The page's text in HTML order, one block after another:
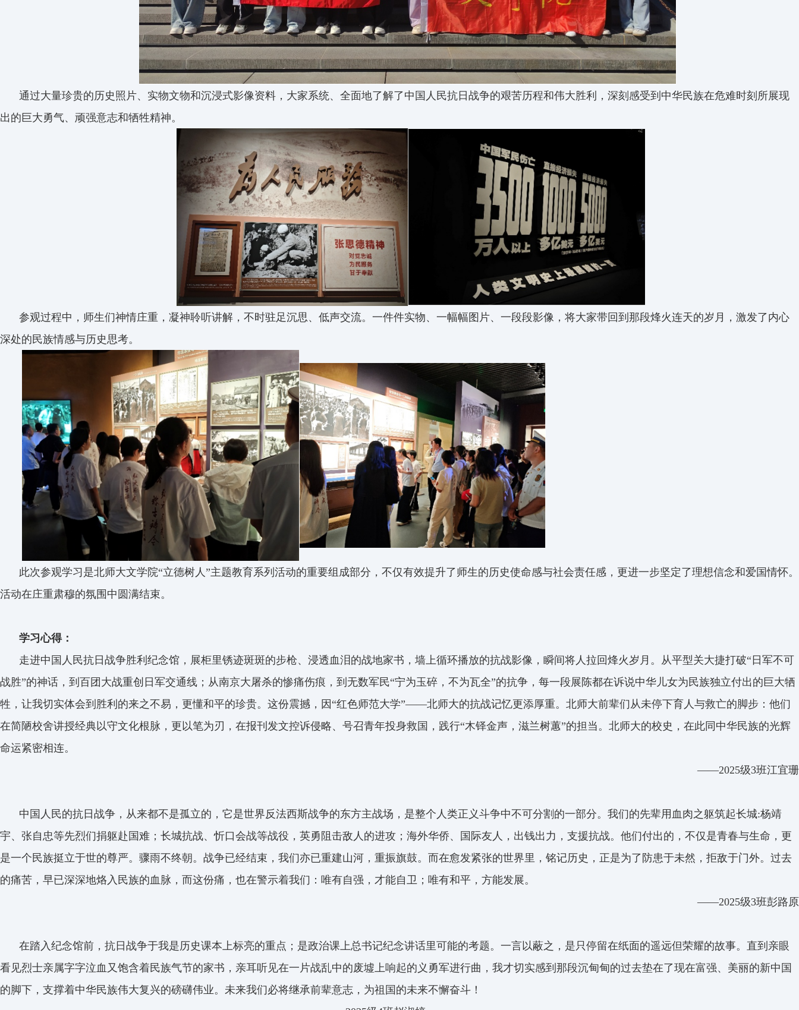
通过大量珍贵的历史照片、实物文物和沉浸式影像资料，大家系统、全面地了解了中国人民抗日战争的艰苦历程和伟大胜利，深刻感受到中华民族在危难时刻所展现
出的巨大勇气、顽强意志和牺牲精神。
参观过程中，师生们神情庄重，凝神聆听讲解，不时驻足沉思、低声交流。一件件实物、一幅幅图片、一段段影像，将大家带回到那段烽火连天的岁月，激发了内心
深处的民族情感与历史思考。
此次参观学习是北师大文学院“立德树人”主题教育系列活动的重要组成部分，不仅有效提升了师生的历史使命感与社会责任感，更进一步坚定了理想信念和爱国情怀。
活动在庄重肃穆的氛围中圆满结束。
学习心得：
走进中国人民抗日战争胜利纪念馆，展柜里锈迹斑斑的步枪、浸透血泪的战地家书，墙上循环播放的抗战影像，瞬间将人拉回烽火岁月。从平型关大捷打破“日军不可
战胜”的神话，到百团大战重创日军交通线；从南京大屠杀的惨痛伤痕，到无数军民“宁为玉碎，不为瓦全”的抗争，每一段展陈都在诉说中华儿女为民族独立付出的巨大牺
牲，让我切实体会到胜利的来之不易，更懂和平的珍贵。这份震撼，因“红色师范大学”——北师大的抗战记忆更添厚重。北师大前辈们从未停下育人与救亡的脚步：他们
在简陋校舍讲授经典以守文化根脉，更以笔为刃，在报刊发文控诉侵略、号召青年投身救国，践行“木铎金声，滋兰树蕙”的担当。北师大的校史，在此同中华民族的光辉
命运紧密相连。
——2025级3班江宜珊
中国人民的抗日战争，从来都不是孤立的，它是世界反法西斯战争的东方主战场，是整个人类正义斗争中不可分割的一部分。我们的先辈用血肉之躯筑起长城:杨靖
宇、张自忠等先烈们捐躯赴国难；长城抗战、忻口会战等战役，英勇阻击敌人的进攻；海外华侨、国际友人，出钱出力，支援抗战。他们付出的，不仅是青春与生命，更
是一个民族挺立于世的尊严。骤雨不终朝。战争已经结束，我们亦已重建山河，重振旗鼓。而在愈发紧张的世界里，铭记历史，正是为了防患于未然，拒敌于门外。过去
的痛苦，早已深深地烙入民族的血脉，而这份痛，也在警示着我们：唯有自强，才能自卫；唯有和平，方能发展。
——2025级3班彭路原
在踏入纪念馆前，抗日战争于我是历史课本上标亮的重点；是政治课上总书记纪念讲话里可能的考题。一言以蔽之，是只停留在纸面的遥远但荣耀的故事。直到亲眼
看见烈士亲属字字泣血又饱含着民族气节的家书，亲耳听见在一片战乱中的废墟上响起的义勇军进行曲，我才切实感到那段沉甸甸的过去垫在了现在富强、美丽的新中国
的脚下，支撑着中华民族伟大复兴的磅礴伟业。未来我们必将继承前辈意志，为祖国的未来不懈奋斗！